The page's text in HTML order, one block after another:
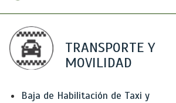
TRANSPORTE Y
MOVILIDAD
Baja de Habilitación de Taxi y